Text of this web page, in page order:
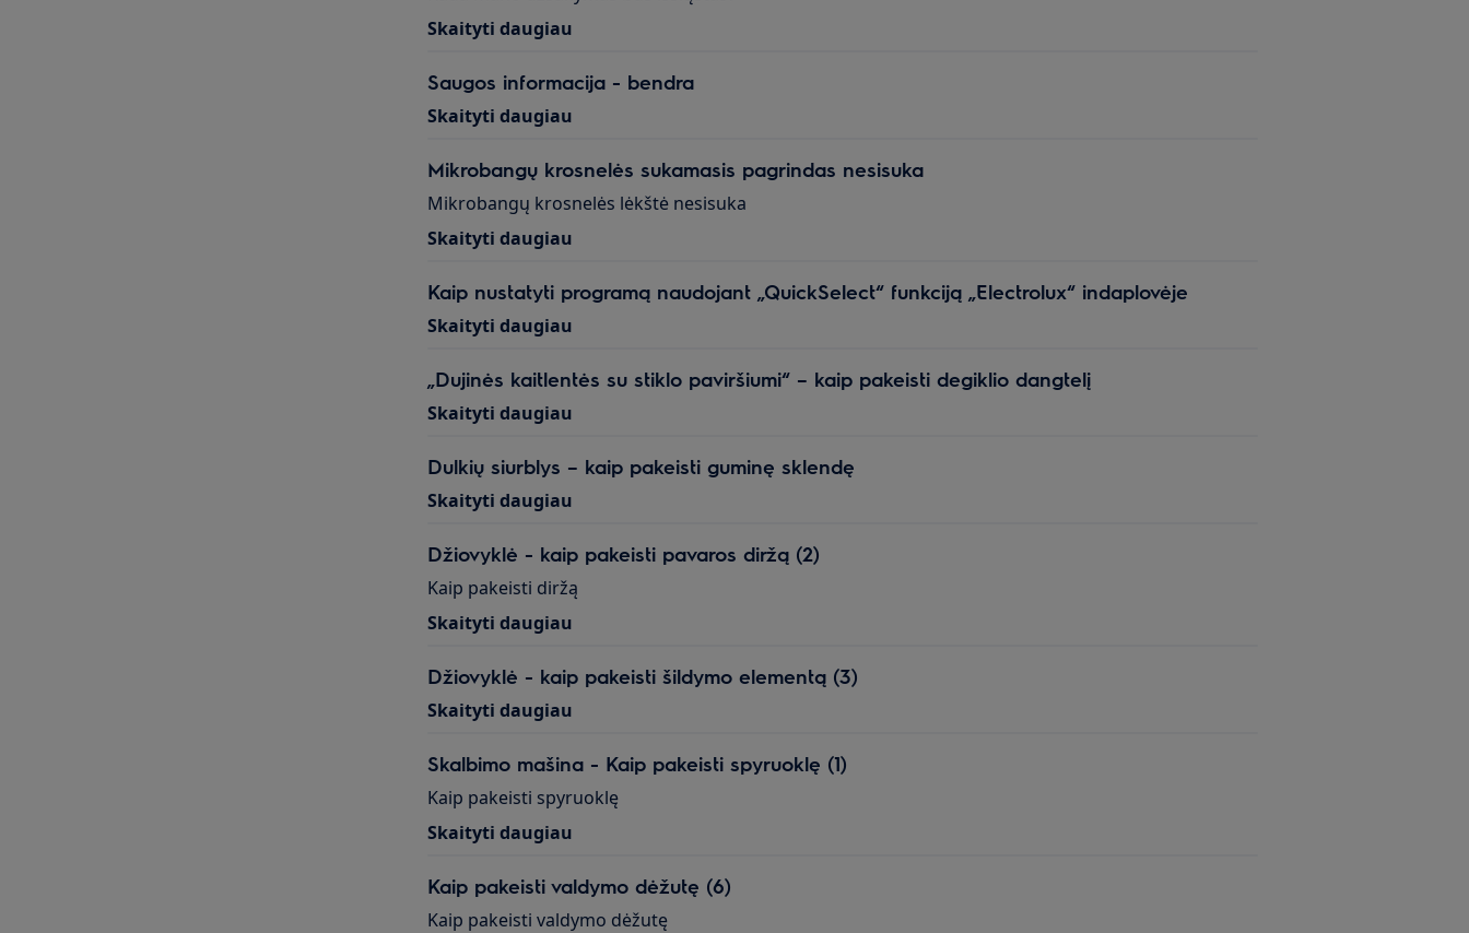
Skaityti daugiau
Saugos informacija - bendra
Skaityti daugiau
Mikrobangų krosnelės sukamasis pagrindas nesisuka
Mikrobangų krosnelės lėkštė nesisuka
Skaityti daugiau
Kaip nustatyti programą naudojant „QuickSelect“ funkciją „Electrolux“ indaplovėje
Skaityti daugiau
„Dujinės kaitlentės su stiklo paviršiumi“ – kaip pakeisti degiklio dangtelį
Skaityti daugiau
Dulkių siurblys – kaip pakeisti guminę sklendę
Skaityti daugiau
Džiovyklė - kaip pakeisti pavaros diržą (2)
Kaip pakeisti diržą
Skaityti daugiau
Džiovyklė - kaip pakeisti šildymo elementą (3)
Skaityti daugiau
Skalbimo mašina - Kaip pakeisti spyruoklę (1)
Kaip pakeisti spyruoklę
Skaityti daugiau
Kaip pakeisti valdymo dėžutę (6)
Kaip pakeisti valdymo dėžutę